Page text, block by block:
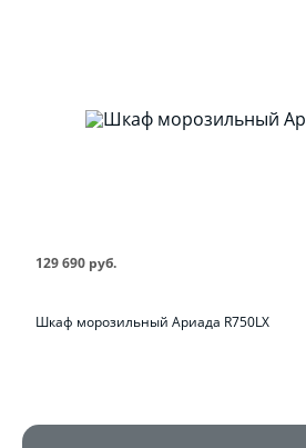
129 690 руб.
Шкаф морозильный Ариада R750LX